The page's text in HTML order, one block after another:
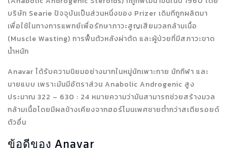
บริษัท Searie ปัจจุบันเป็นส่วนหนึ่งของ Prizer เดิมทีถูกผลิตมา
เพื่อใช้ในทางการแพทย์เพื่อรักษาภาวะสูญเสียมวลกล้ามเนื้อ
(Muscle Wasting) การฟื้นตัวหลังผ่าตัด และผู้ป่วยที่มีสภาวะขาด
น้ำหนัก
Anavar ได้รับความนิยมอย่างมากในหมู่นักเพาะกาย นักกีฬา และ
นายแบบ เพราะมันมีอัตราส่วน Anabolic Androgenic สูง
ประมาณ 322 – 630 : 24 หมายความว่ามันสามารถช่วยสร้างมวล
กล้ามเนื้อโดยมีผลข้างเคียงจากฮอร์โมนเพศชายต่ำกว่าสเตียรอยด์
ตัวอื่น
ข้อดีของ Anavar